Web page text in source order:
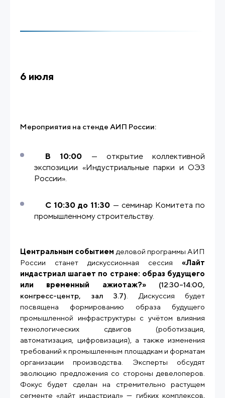
6 июля
Мероприятия на стенде АИП России:
В 10:00 — открытие коллективной
экспозиции «Индустриальные парки и ОЭЗ
России».
С 10:30 до 11:30 — семинар Комитета по
промышленному строительству.
Центральным событием деловой программы АИП
России станет дискуссионная сессия «Лайт
индастриал шагает по стране: образ будущего
или временный ажиотаж?»
(12:30–14:00,
конгресс-центр, зал 3.7) . Дискуссия будет
посвящена формированию образа будущего
промышленной инфраструктуры с учётом влияния
технологических сдвигов (роботизация,
автоматизация, цифровизация), а также изменения
требований к промышленным площадкам и форматам
организации производства. Эксперты обсудят
эволюцию предложения со стороны девелоперов.
Фокус будет сделан на стремительно растущем
сегменте «лайт индастриал» — гибких комплексов,